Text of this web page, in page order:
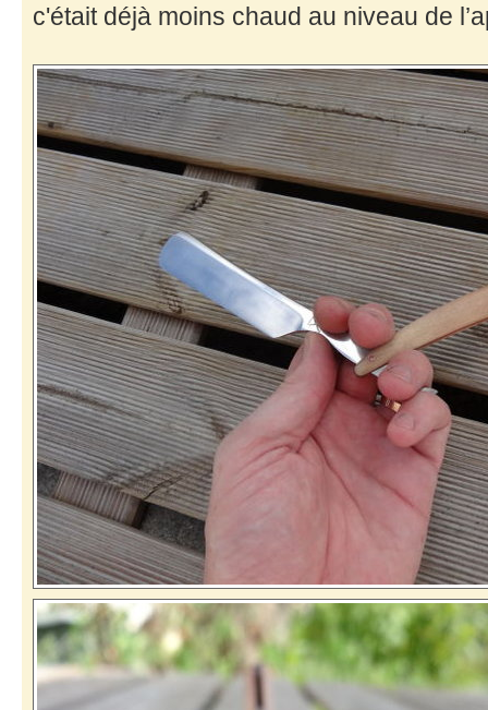
c'était déjà moins chaud au niveau de